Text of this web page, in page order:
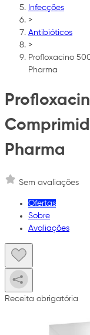
Infecções
>
Antibióticos
>
Profloxacino
Pharma
Pharma
Sem avaliações
Ofertas
Sobre
Avaliações
Receita obrigatória